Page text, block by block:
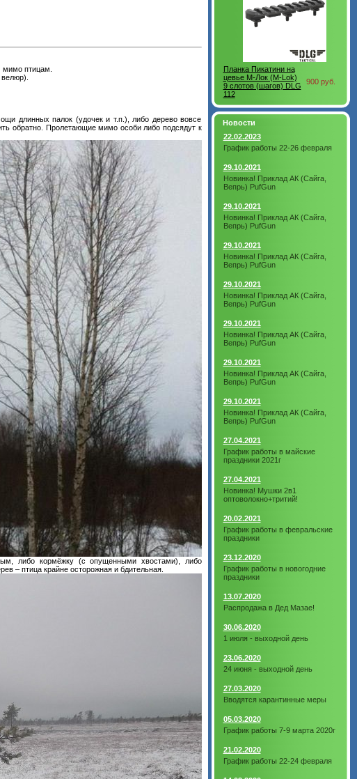
птицам.
длинных палок (удочек и т.п.), либо дерево вовсе
обратно. Пролетающие мимо особи либо подсядут к
либо кормёжку (с опущенными хвостами), либо
– птица крайне осторожная и бдительная.
Планка Пикатини на
цевье М-Лок (M-Lok)
9 слотов (шагов) DLG
112
900 руб.
Новости
22.02.2023
График работы 22-26 февраля
29.10.2021
Новинка! Приклад АК (Сайга,
Вепрь) PufGun
29.10.2021
Новинка! Приклад АК (Сайга,
Вепрь) PufGun
29.10.2021
Новинка! Приклад АК (Сайга,
Вепрь) PufGun
29.10.2021
Новинка! Приклад АК (Сайга,
Вепрь) PufGun
29.10.2021
Новинка! Приклад АК (Сайга,
Вепрь) PufGun
29.10.2021
Новинка! Приклад АК (Сайга,
Вепрь) PufGun
29.10.2021
Новинка! Приклад АК (Сайга,
Вепрь) PufGun
27.04.2021
График работы в майские
праздники 2021г
27.04.2021
Новинка! Мушки 2в1
оптоволокно+тритий!
20.02.2021
График работы в февральские
праздники
23.12.2020
График работы в новогодние
праздники
13.07.2020
Распродажа в Дед Мазае!
30.06.2020
1 июля - выходной день
23.06.2020
24 июня - выходной день
27.03.2020
Вводятся карантинные меры
05.03.2020
График работы 7-9 марта 2020г
21.02.2020
График работы 22-24 февраля